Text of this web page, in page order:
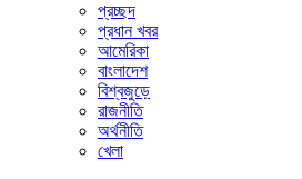
প্রচ্ছদ
প্রধান খবর
আমেরিকা
বাংলাদেশ
বিশ্বজুড়ে
রাজনীতি
অর্থনীতি
খেলা